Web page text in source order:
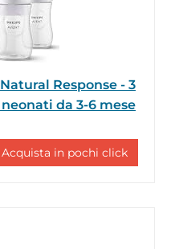
Response - 3
da 3-6 mese
Acquista in pochi click